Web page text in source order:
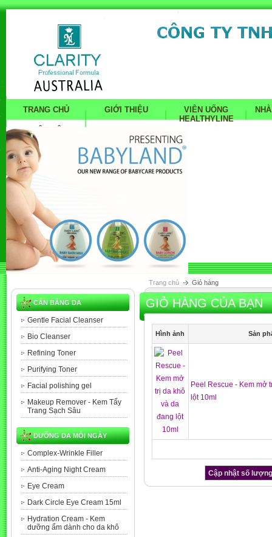
TRANG CHỦ GIỚI THIỆU
VIÊN UỐNG
HEALTHYLINE
LIÊN HỆ
CÂN BẰNG DA
Gentle Facial Cleanser
Bio Cleanser
Refining Toner
Purifying Toner
Facial polishing gel
Makeup Remover - Kem Tẩy
Trang Sạch Sâu
DƯỠNG DA MỖI NGÀY
Complex-Wrinkle Filler
Anti-Aging Night Cream
Eye Cream
Dark Circle Eye Cream 15ml
Hydration Cream - Kem
dưỡng ẩm dành cho da khô
Trang chủ Giỏ hàng
GIỎ HÀNG CỦA BẠN
Hình ảnh Sản
Peel Rescue - Kem mở
lột 10ml